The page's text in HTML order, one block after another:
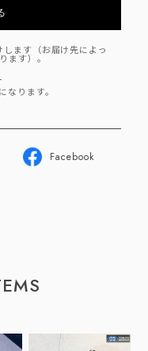
ます（お届け先によっ
ます）。
ります。
Facebook